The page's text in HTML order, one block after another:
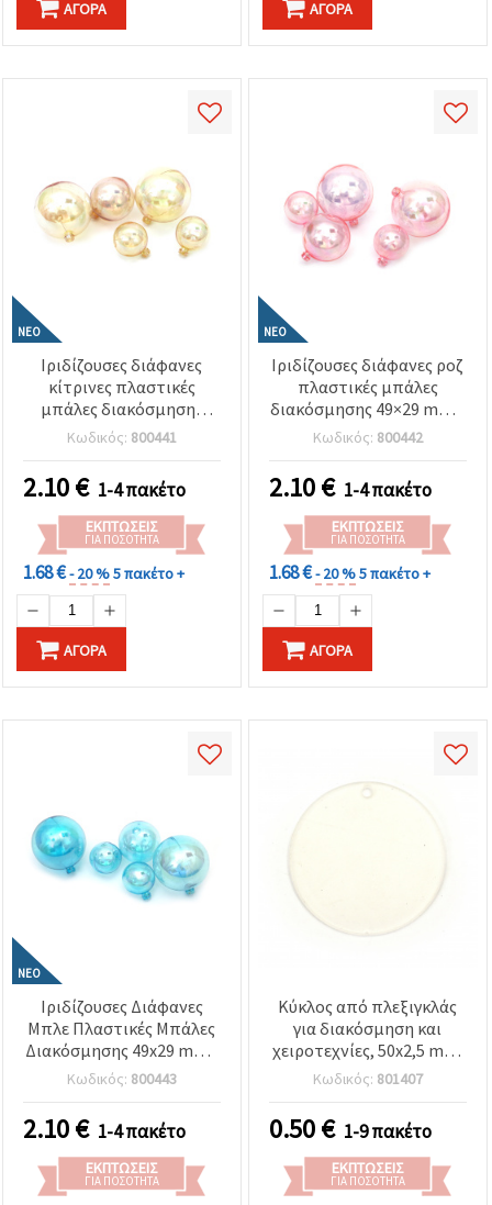
ΑΓΟΡΆ ΑΓΟΡΆ
ΝΈΟ
Ιριδίζουσες διάφανες
κίτρινες πλαστικές
μπάλες διακόσμησης
49x29 mm – Σετ 12
τεμαχίων – Ιδανικές για
διακόσμηση πάρτι,
ανθοσυνθέσεις και
δημιουργικές
χειροτεχνίες
Κωδικός: 800441
2.10€ 1-4 πακέτο
ΕΚΠΤΏΣΕΙΣ
ΓΙΑ ΠΟΣΌΤΗΤΑ
1.68 €- 20 %5 πακέτο +
ΑΓΟΡΆ
ΝΈΟ
Ιριδίζουσες διάφανες ροζ
πλαστικές μπάλες
διακόσμησης 49×29 mm –
Σετ 12 τεμαχίων –
Ιδανικές για διακόσμηση
πάρτι, ανθοσυνθέσεις και
δημιουργικές
χειροτεχνίες (DIY)
Κωδικός: 800442
2.10€ 1-4 πακέτο
ΕΚΠΤΏΣΕΙΣ
ΓΙΑ ΠΟΣΌΤΗΤΑ
1.68 €- 20 %5 πακέτο +
ΑΓΟΡΆ
ΝΈΟ
Ιριδίζουσες Διάφανες
Μπλε Πλαστικές Μπάλες
Διακόσμησης 49x29 mm -
Σετ 12 Τεμαχίων -
Ιδανικές για Διακόσμηση
Πάρτι, Ανθοσυνθέσεις και
Δημιουργικές
Χειροτεχνίες
Κωδικός: 800443
2.10€ 1-4 πακέτο
ΕΚΠΤΏΣΕΙΣ
ΓΙΑ ΠΟΣΌΤΗΤΑ
Κύκλος από πλεξιγκλάς
για διακόσμηση και
χειροτεχνίες, 50x2,5 mm,
οπή 3 mm
Κωδικός: 801407
0.50€ 1-9 πακέτο
ΕΚΠΤΏΣΕΙΣ
ΓΙΑ ΠΟΣΌΤΗΤΑ